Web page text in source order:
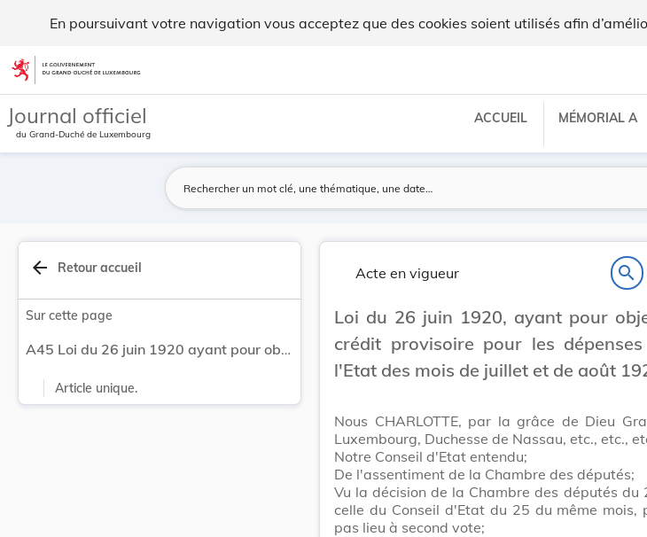
En poursuivant votre navigation vous acceptez que des cookies soient utilisés afin
Aller au contenu
Journal officiel
du Grand-Duché de Luxembourg
ACCUEIL MÉMORIAL A
arrow_back Retour accueil
Sur cette page
A45 Loi du 26 juin 1920 ayant pour objet d'allouer un crédit provisoire pour les dépenses courantes de l'Etat des mois de juillet et d'août 1920.
Article unique.
Acte en vigueur search
Loi du 26 juin 1920, ayant pour
crédit provisoire pour les
l'Etat des mois de juillet et de août
Nous CHARLOTTE, par la grâce de Dieu
Luxembourg, Duchesse de Nassau, etc., etc.,
Notre Conseil d'Etat entendu;
De l'assentiment de la Chambre des députés;
Vu la décision de la Chambre des députés du
celle du Conseil d'Etat du 25 du même
pas lieu à second vote;